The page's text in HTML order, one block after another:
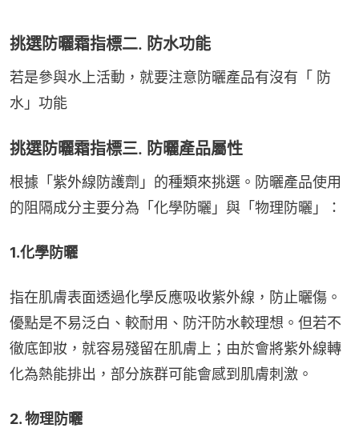
挑選防曬霜指標二. 防水功能
若是參與水上活動，就要注意防曬產品有沒有「 防
水」功能
挑選防曬霜指標三. 防曬產品屬性
根據「紫外線防護劑」的種類來挑選。防曬產品使用
的阻隔成分主要分為「化學防曬」與「物理防曬」：
1.化學防曬
指在肌膚表面透過化學反應吸收紫外線，防止曬傷。
優點是不易泛白、較耐用、防汗防水較理想。但若不
徹底卸妝，就容易殘留在肌膚上；由於會將紫外線轉
化為熱能排出，部分族群可能會感到肌膚刺激。
2. 物理防曬